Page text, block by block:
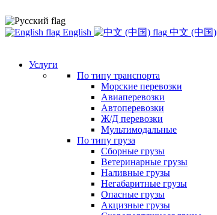
English 中文 (中国)
Услуги
По типу транспорта
Морские перевозки
Авиаперевозки
Автоперевозки
Ж/Д перевозки
Мультимодальные
По типу груза
Сборные грузы
Ветеринарные грузы
Наливные грузы
Негабаритные грузы
Опасные грузы
Акцизные грузы